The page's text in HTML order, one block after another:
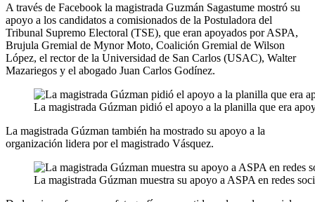
A través de Facebook la magistrada Guzmán Sagastume mostró su
apoyo a los candidatos a comisionados de la Postuladora del
Tribunal Supremo Electoral (TSE), que eran apoyados por ASPA,
Brujula Gremial de Mynor Moto, Coalición Gremial de Wilson
López, el rector de la Universidad de San Carlos (USAC), Walter
Mazariegos y el abogado Juan Carlos Godínez.
La magistrada Gúzman pidió el apoyo a la planilla que era
La magistrada Gúzman también ha mostrado su apoyo a la
organización lidera por el magistrado Vásquez.
La magistrada Gúzman muestra su apoyo a ASPA en redes